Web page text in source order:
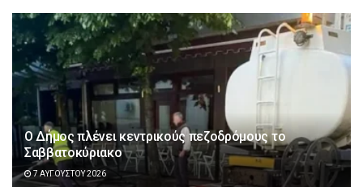
Ο Δήμος πλένει κεντρικούς πεζοδρόμους το
Σαββατοκύριακο
7 ΑΥΓΟΎΣΤΟΥ 2026